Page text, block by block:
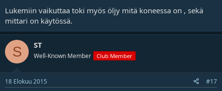
Lukemiin vaikuttaa toki myös öljy mitä koneessa on , sekä
mittari on käytössä.
S ST
Well-Known Member Club Member
18 Elokuu 2015 #17